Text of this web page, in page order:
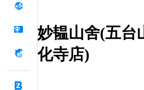
妙韫山舍(五台
化寺店)